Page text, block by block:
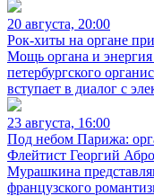
20 августа, 20:00
Рок-хиты на органе
Мощь органа и
петербургского
вступает в диалог с
23 августа, 16:00
Под небом Парижа:
Флейтист Георгий
Мурашкина
французского